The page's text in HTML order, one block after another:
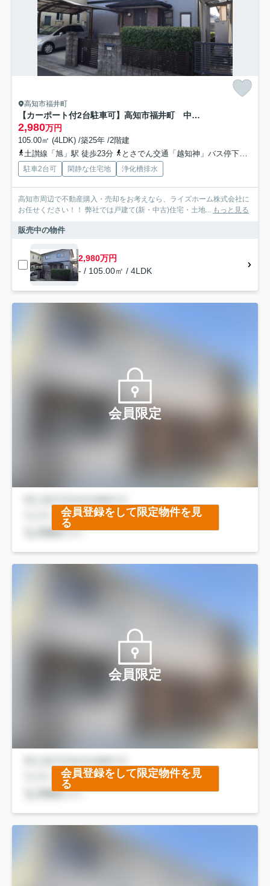
高知市福井町
【カーポート付2台駐車可】高知市福井町 中古一戸建て
2,980万円
105.00㎡ (4LDK) /築25年 /2階建
土讃線「旭」駅 徒歩23分
とさでん交通「越知神」バス停下車 徒歩3分
駐車2台可 閑静な住宅地 浄化槽排水
高知市周辺で不動産購入・売却をお考えなら、ライズホーム株式会社に
お任せください！！ 弊社では戸建て(新・中古)住宅・土地... もっと見る
販売中の物件
2,980万円
- / 105.00㎡ / 4LDK
会員限定
会員登録をして限定物件を見
る
会員限定
会員登録をして限定物件を見
る